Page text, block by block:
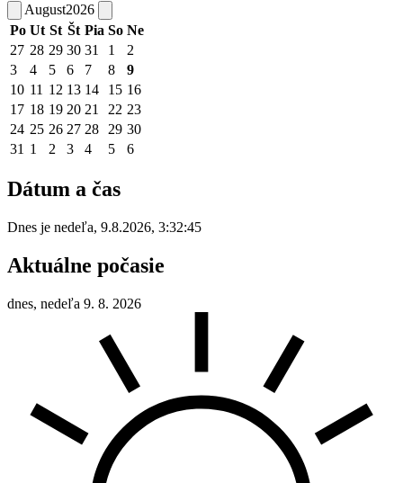
August2026
Po Ut St Št Pia So Ne
27 28 29 30 31 1
2
3
4 5 6 7 8
9
10 11 12 13 14 15 16
17 18 19 20 21 22 23
24 25 26 27 28 29 30
31 1 2 3 4 5 6
Dátum a čas
Dnes je nedeľa, 9.8.2026, 3:32:45
Aktuálne počasie
dnes, nedeľa 9. 8. 2026